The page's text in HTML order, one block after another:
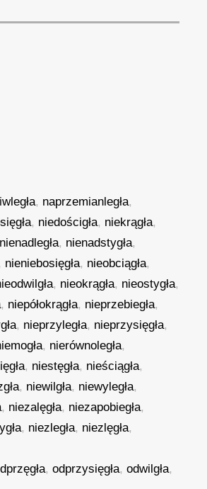
, naprzemianległa,
, niedościgła, niekrągła,
nienadległa, nienadstygła,
nieniebosięgła, nieobciągła,
, nieokrągła, nieostygła,
, niepółokrągła, nieprzebiegła,
, nieprzyległa, nieprzysięgła,
, nierównoległa,
, niestęgła, nieściągła,
, niewilgła, niewyległa,
, niezalęgła, niezapobiegła,
, niezległa, niezlęgła,
,odprzysięgła,odwilgła,